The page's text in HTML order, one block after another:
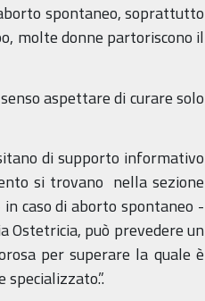
spontaneo, soprattutto
molte donne partoriscono il
aspettare di curare solo
di supporto informativo
si trovano nella sezione
caso di aborto spontaneo -
Ostetricia, può prevedere un
per superare la quale è